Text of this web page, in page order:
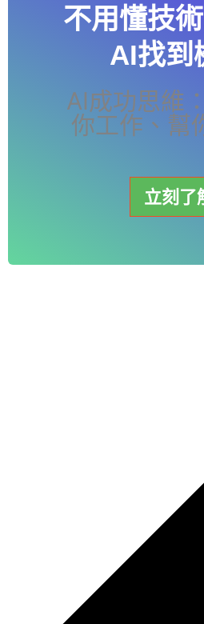
不用懂技
AI找到
AI成功思維
你工作、幫
立刻了